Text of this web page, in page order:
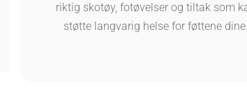
riktig skotøy, fotøvelser og tiltak som
støtte langvarig helse for føttene dine.